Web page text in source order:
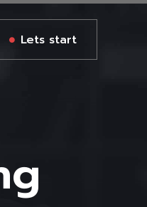
Lets start